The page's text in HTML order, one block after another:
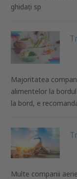
ghidați sp
Majoritatea
alimentelor la
la bord, e
Multe companii